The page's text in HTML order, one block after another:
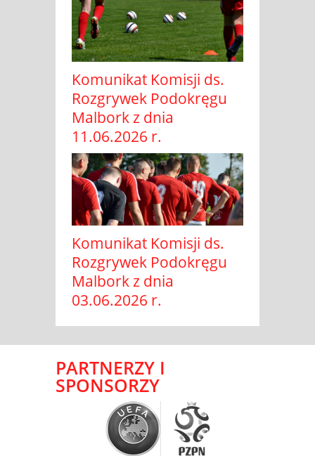
Komunikat Komisji ds.
Rozgrywek Podokręgu
Malbork z dnia
11.06.2026 r.
Komunikat Komisji ds.
Rozgrywek Podokręgu
Malbork z dnia
03.06.2026 r.
PARTNERZY I
SPONSORZY